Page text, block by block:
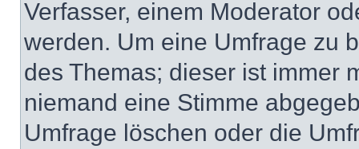
Verfasser, einem Moderator
werden. Um eine Umfrage zu
des Themas; dieser ist immer
niemand eine Stimme
Umfrage löschen oder die